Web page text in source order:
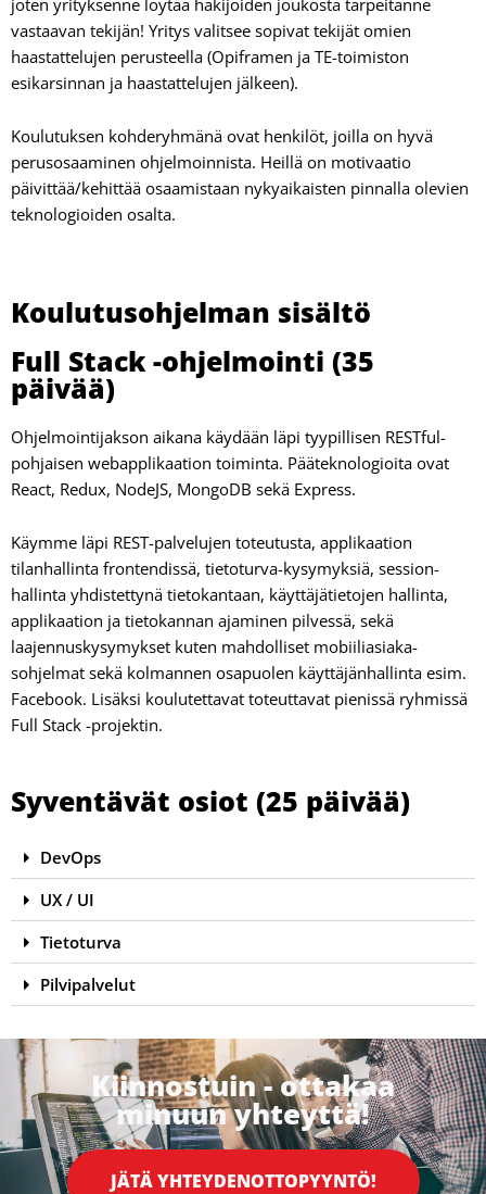
vastaavan tekijän! Yritys valitsee sopivat tekijät omien
haastattelujen perusteella (Opiframen ja TE-toimiston
esikarsinnan ja haastattelujen jälkeen).
Koulutuksen kohderyhmänä ovat henkilöt, joilla on hyvä
perusosaaminen ohjelmoinnista. Heillä on motivaatio
päivittää/kehittää osaamistaan nykyaikaisten pinnalla olevien
teknologioiden osalta.
Koulutusohjelman sisältö
Full Stack -ohjelmointi (35
päivää)
Ohjelmointijakson aikana käydään läpi tyypillisen RESTful-
poh­jaisen webapplikaation toiminta. Pääteknologioita ovat
React, Redux, NodeJS, MongoDB sekä Express.
Käymme läpi REST-palvelujen toteutusta, applikaation
tilanhallinta frontendissä, tietoturva-kysymyksiä, session­
hallinta yhdistettynä tietokantaan, käyttäjätietojen hallin­ta,
applikaation ja tietokannan ajaminen pilvessä, sekä
laajennuskysymykset kuten mahdolliset mobiiliasiaka­
sohjelmat sekä kolmannen osapuolen käyttäjänhallinta esim.
Facebook. Lisäksi koulutettavat toteuttavat pienis­sä ryhmissä
Full Stack -projektin.
Syventävät osiot (25 päivää)
DevOps
UX / UI
Tietoturva
Pilvipalvelut
Kiinnostuin - ottakaa
minuun yhteyttä!
JÄTÄ YHTEYDENOTTOPYYNTÖ!